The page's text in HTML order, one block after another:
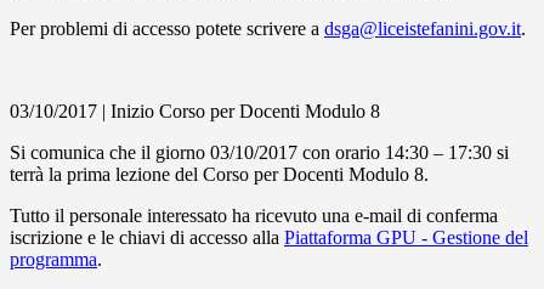
Per problemi di accesso potete scrivere a dsga@liceistefanini.gov.it.
03/10/2017 | Inizio Corso per Docenti Modulo 8
Si comunica che il giorno 03/10/2017 con orario 14:30 – 17:30 si
terrà la prima lezione del Corso per Docenti Modulo 8.
Tutto il personale interessato ha ricevuto una e-mail di conferma
iscrizione e le chiavi di accesso alla Piattaforma GPU - Gestione del
programma.